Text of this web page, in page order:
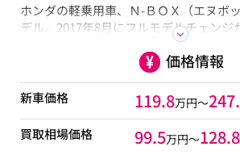
ホンダの軽乗用車、Ｎ-ＢＯＸ（エヌボ
デル。2017年8月にフルモデルチェンジ
ました。今回のモデルは「日本の家族の
に」をコンセプトに、ファミリーカーの
ドとなることを目指して開発されていま
の広い室内空間や存在感のあるデザイン
も、プラットフォームとパワートレイン
ている等、進化を遂げています。また、
援システム「ホンダ センシング」も採用
価格情報
新車価格 119.8万円～
買取相場価格 99.5万円〜128.8